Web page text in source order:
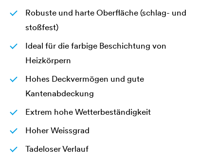
Robuste und harte Oberfläche (schlag- und
stoßfest)
Ideal für die farbige Beschichtung von
Heizkörpern
Hohes Deckvermögen und gute
Kantenabdeckung
Extrem hohe Wetterbeständigkeit
Hoher Weissgrad
Tadeloser Verlauf